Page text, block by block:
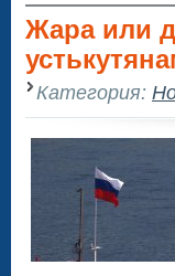
Жара или
Категория: